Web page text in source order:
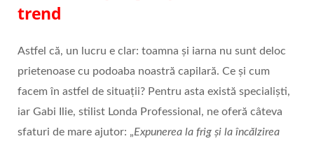
trend
Astfel că, un lucru e clar: toamna și iarna nu sunt deloc
prietenoase cu podoaba noastră capilară. Ce și cum
facem în astfel de situații? Pentru asta există specialiști,
iar Gabi Ilie, stilist Londa Professional, ne oferă câteva
sfaturi de mare ajutor: „Expunerea la frig și la încălzirea